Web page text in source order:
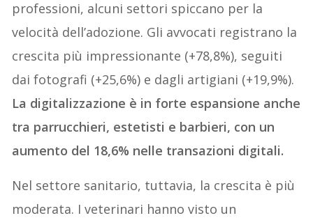
professioni, alcuni settori spiccano per la
velocità dell’adozione. Gli avvocati registrano la
crescita più impressionante (+78,8%), seguiti
dai fotografi (+25,6%) e dagli artigiani (+19,9%).
La digitalizzazione è in forte espansione anche
tra parrucchieri, estetisti e barbieri, con un
aumento del 18,6% nelle transazioni digitali.
Nel settore sanitario, tuttavia, la crescita è più
moderata. I veterinari hanno visto un